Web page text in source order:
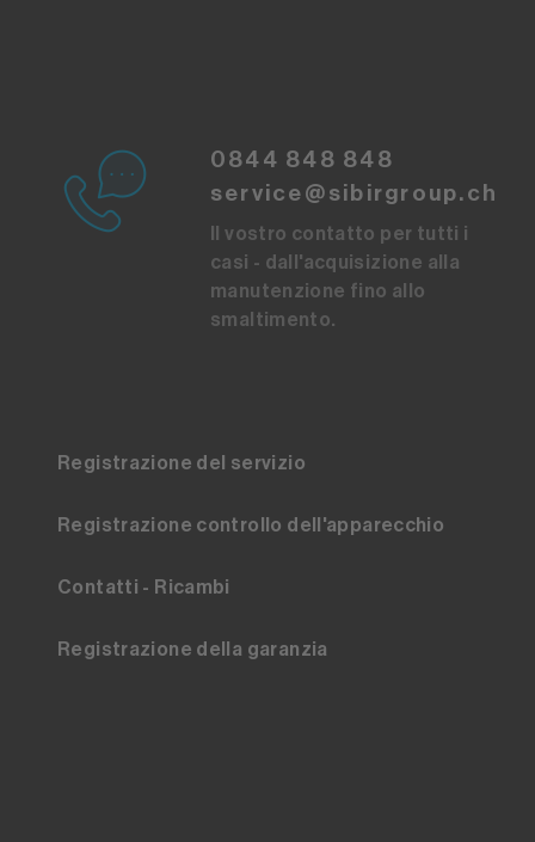
0844 848 848
service@sibirgroup.ch
Il vostro contatto per tutti i
casi - dall'acquisizione alla
manutenzione fino allo
smaltimento.
Registrazione del servizio
Registrazione controllo dell'apparecchio
Contatti - Ricambi
Registrazione della garanzia